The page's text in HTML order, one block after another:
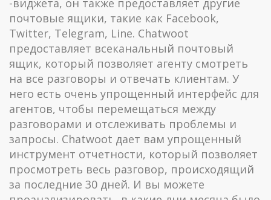
почтовые ящики, такие как Facebook,
Twitter, Telegram, Line. Chatwoot
предоставляет всеканальный почтовый
ящик, который позволяет агенту смотреть
на все разговоры и отвечать клиентам. У
него есть очень упрощенный интерфейс для
агентов, чтобы перемещаться между
разговорами и отслеживать проблемы и
запросы. Chatwoot дает вам упрощенный
инструмент отчетности, который позволяет
просмотреть весь разговор, происходящий
за последние 30 дней. И вы можете